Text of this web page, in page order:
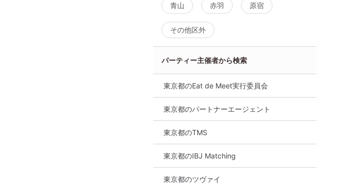
青山 赤羽 原宿
その他区外
パーティー主催者から検索
東京都のEat de Meet実行委員会
東京都のパートナーエージェント
東京都のTMS
東京都のIBJ Matching
東京都のツヴァイ